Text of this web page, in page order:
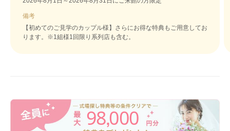
備考
【初めてのご見学のカップル様】さらにお得な特典もご用意してお
ります。※1組様1回限り系列店も含む。
98,000